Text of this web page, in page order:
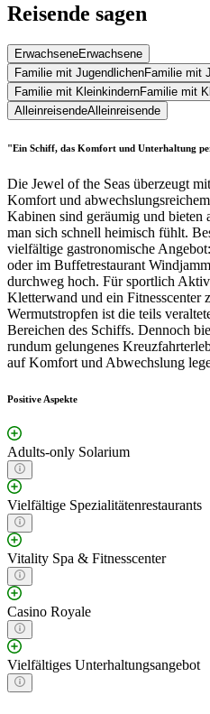
Reisende sagen
ErwachseneErwachsene
Familie mit JugendlichenFamilie mit
Familie mit KleinkindernFamilie mit
AlleinreisendeAlleinreisende
"Ein Schiff, das Komfort und Unterhaltung
Die Jewel of the Seas überzeugt
Komfort und
Kabinen sind geräumig und bieten
man sich schnell heimisch fühlt.
vielfältige gastronomische
oder im Buffetrestaurant
durchweg hoch. Für sportlich
Kletterwand und ein Fitnesscenter
Wermutstropfen ist die teils
Bereichen des Schiffs. Dennoch
rundum gelungenes
auf Komfort und Abwechslung
Positive Aspekte
Adults-only Solarium
Vielfältige Spezialitätenrestaurants
Vitality Spa & Fitnesscenter
Casino Royale
Vielfältiges Unterhaltungsangebot